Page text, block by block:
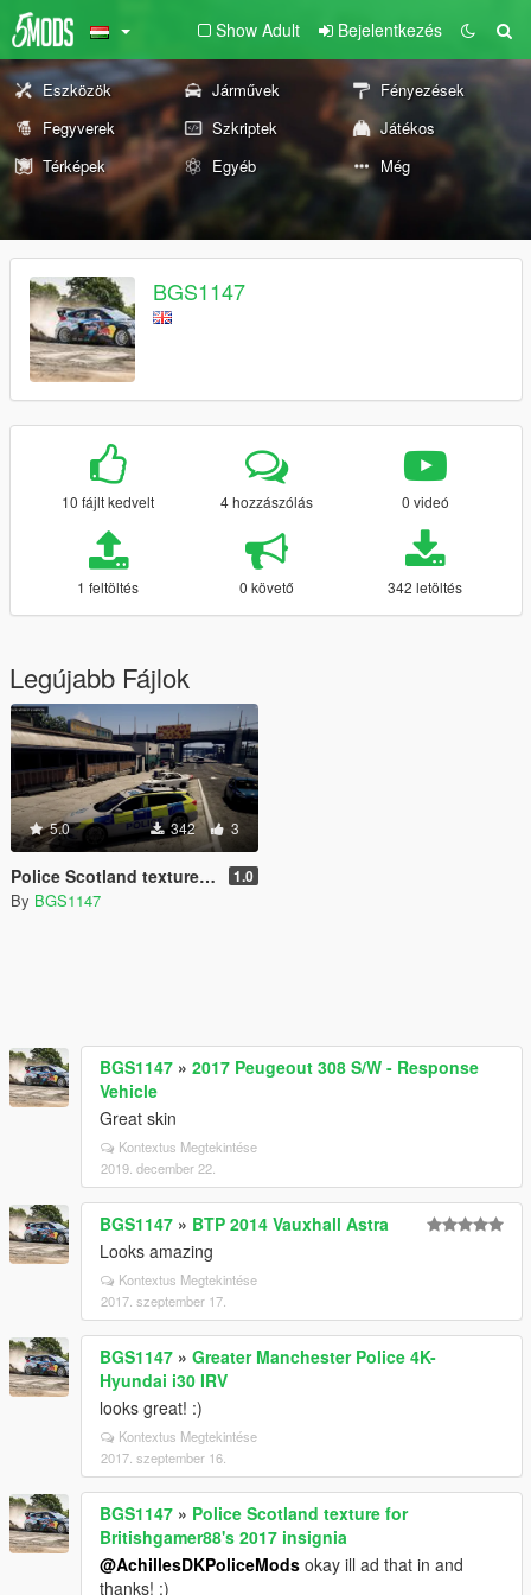
Show Adult Bejelentkezés
Eszközök Járművek
Fényezések
Fegyverek
Szkriptek
Játékos
Térképek
Egyéb Még
BGS1147
10 fájlt kedvelt 4 hozzászólás 0 videó
1 feltöltés 0 követő 342 letöltés
Legújabb Fájlok
5.0 342 3
Police Scotland texture for Britishgamer88's 2017 insignia 1.0
By BGS1147
BGS1147 » 2017 Peugeout 308 S/W - Response
Vehicle
Great skin
Kontextus Megtekintése
2019. december 22.
BGS1147 » BTP 2014 Vauxhall Astra
Looks amazing
Kontextus Megtekintése
2017. szeptember 17.
BGS1147 » Greater Manchester Police 4K-
Hyundai i30 IRV
looks great! :)
Kontextus Megtekintése
2017. szeptember 16.
BGS1147 » Police Scotland texture for
Britishgamer88's 2017 insignia
@AchillesDKPoliceMods okay ill ad that in and
thanks! :)